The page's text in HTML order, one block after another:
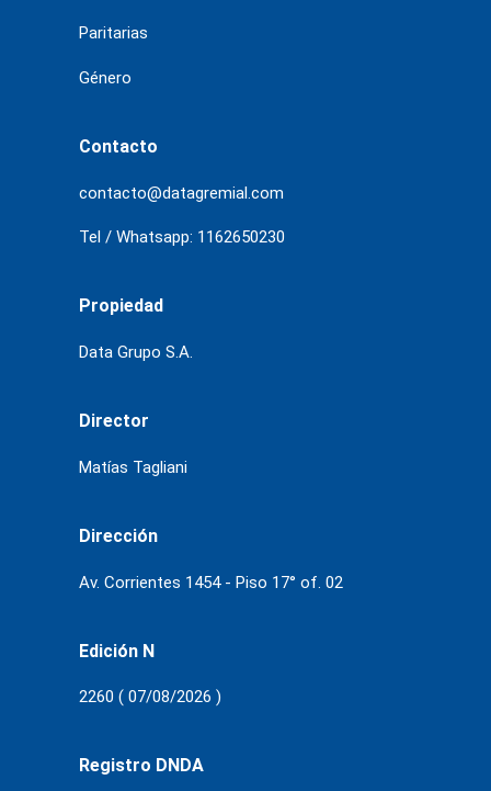
Paritarias
Género
Contacto
contacto@datagremial.com
Tel / Whatsapp: 1162650230
Propiedad
Data Grupo S.A.
Director
Matías Tagliani
Dirección
Av. Corrientes 1454 - Piso 17° of. 02
Edición N
2260 ( 07/08/2026 )
Registro DNDA